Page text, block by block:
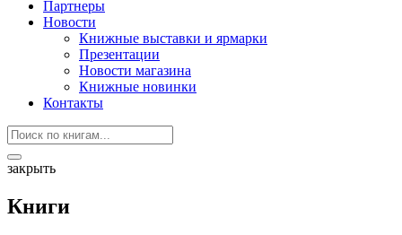
Партнеры
Новости
Книжные выставки и ярмарки
Презентации
Новости магазина
Книжные новинки
Контакты
закрыть
Книги